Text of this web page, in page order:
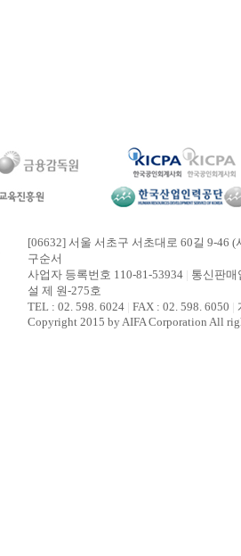
[06632] 서울 서초구 서초대로 60길 9-46
구순서
사업자 등록번호 110-81-53934
통신판
설 제 원-275호
TEL : 02. 598. 6024 FAX : 02. 598. 6050
Copyright 2015 by AIFA Corporation All